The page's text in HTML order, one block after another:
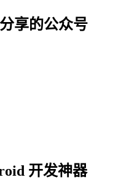
享的公众号
开发神器